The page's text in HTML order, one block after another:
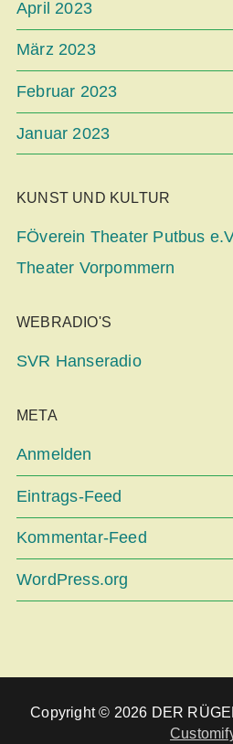
April 2023
März 2023
Februar 2023
Januar 2023
KUNST UND KULTUR
FÖverein Theater Putbus
Theater Vorpommern
WEBRADIO'S
SVR Hanseradio
META
Anmelden
Eintrags-Feed
Kommentar-Feed
WordPress.org
Copyright © 2026 DER